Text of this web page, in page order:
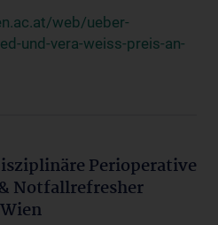
web/ueber-
und-vera-weiss-preis-an-
Perioperative
Notfallrefresher